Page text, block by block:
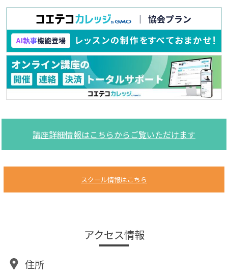
講座詳細情報はこちらからご覧いただけます
スクール情報はこちら
アクセス情報
住所